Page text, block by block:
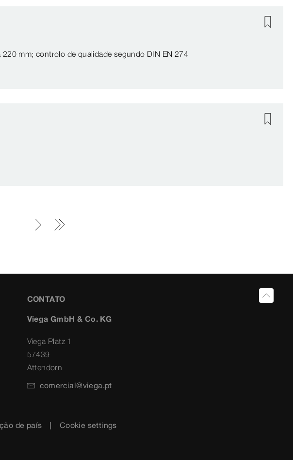
mm; controlo de qualidade segundo DIN EN 274
CONTATO
Viega GmbH & Co. KG
Viega Platz 1
57439
Attendorn
comercial@viega.pt
de país Cookie settings